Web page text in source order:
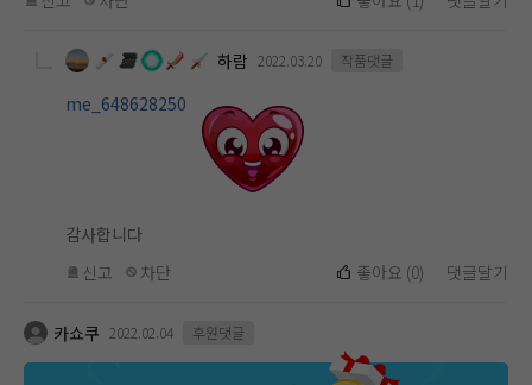
하람 2022.03.20 작품댓글
me_648628250
감사합니다
신고
차단 좋아요 (0) 댓글달기
카쇼쿠 2022.02.04 후원댓글